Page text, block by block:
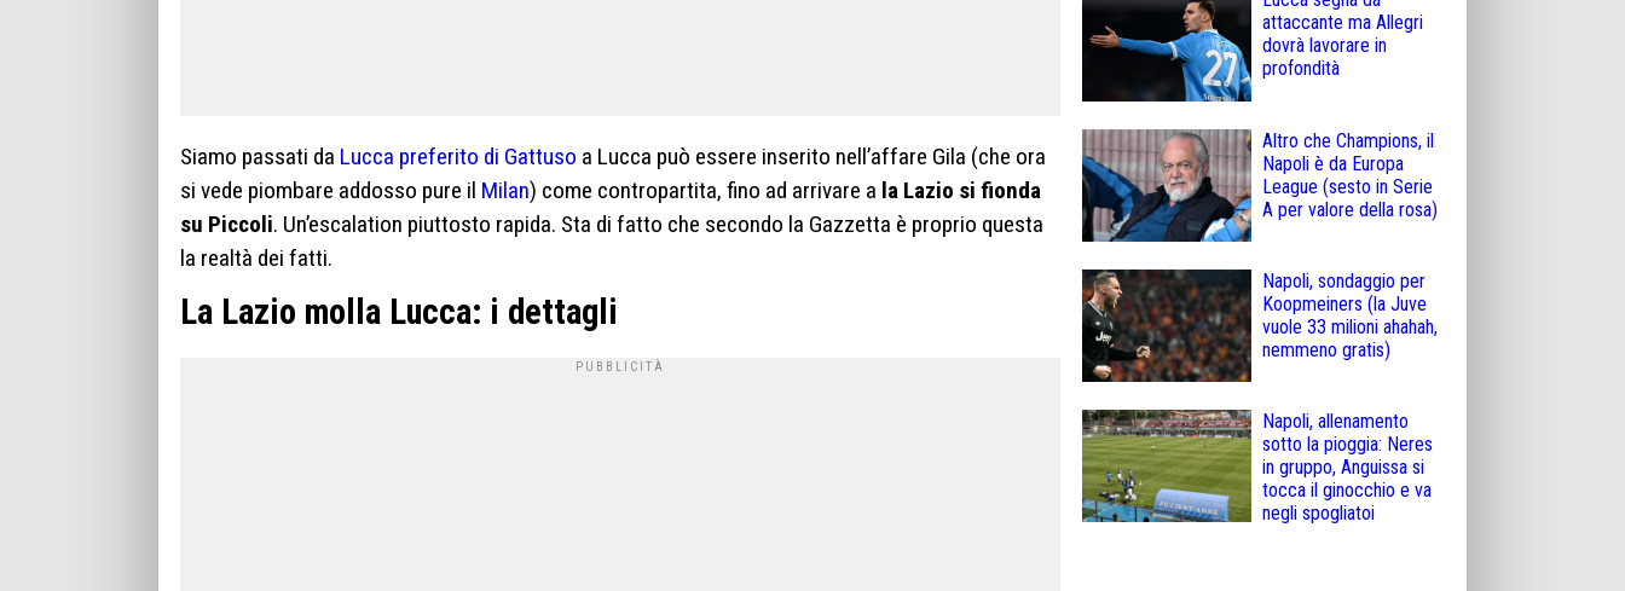
Siamo passati da Lucca preferito di Gattuso a Lucca può essere inserito nell’affare Gila (che ora
si vede piombare addosso pure il Milan) come contropartita, fino ad arrivare a la Lazio si fionda
su Piccoli. Un’escalation piuttosto rapida. Sta di fatto che secondo la Gazzetta è proprio questa
la realtà dei fatti.
La Lazio molla Lucca: i dettagli
attaccante ma Allegri
dovrà lavorare in
profondità
Altro che Champions, il
Napoli è da Europa
League (sesto in Serie
A per valore della rosa)
Napoli, sondaggio per
Koopmeiners (la Juve
vuole 33 milioni ahahah,
nemmeno gratis)
Napoli, allenamento
sotto la pioggia: Neres
in gruppo, Anguissa si
tocca il ginocchio e va
negli spogliatoi